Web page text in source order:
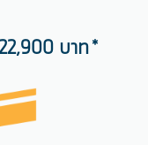
บาท*